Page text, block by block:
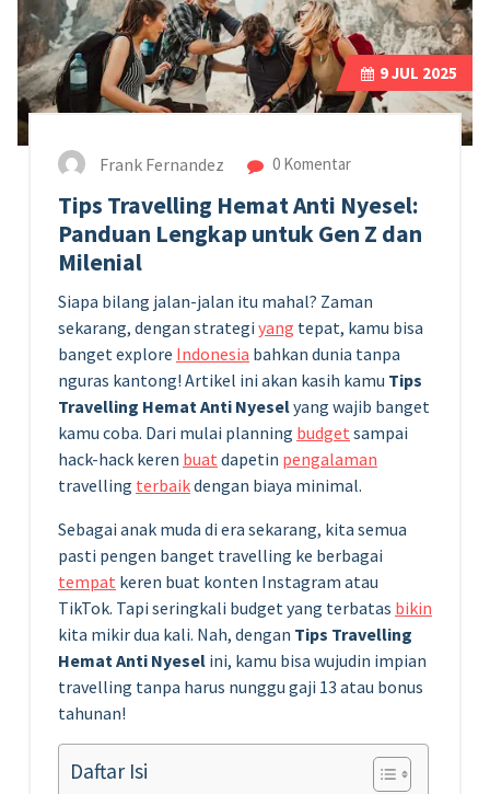
9JUL 2025
Frank Fernandez 0 Komentar
Tips Travelling Hemat Anti Nyesel:
Panduan Lengkap untuk Gen Z dan
Milenial
Siapa bilang jalan-jalan itu mahal? Zaman
sekarang, dengan strategi yang tepat, kamu bisa
banget explore Indonesia bahkan dunia tanpa
nguras kantong! Artikel ini akan kasih kamu Tips
Travelling Hemat Anti Nyeselyang wajib banget
kamu coba. Dari mulai planning budget sampai
hack-hack keren buat dapetin pengalaman
travelling terbaikdengan biaya minimal.
Sebagai anak muda di era sekarang, kita semua
pasti pengen banget travelling ke berbagai
tempat keren buat konten Instagram atau
TikTok. Tapi seringkali budget yang terbatas bikin
kita mikir dua kali. Nah, dengan Tips Travelling
Hemat Anti Nyesel ini, kamu bisa wujudin impian
travelling tanpa harus nunggu gaji 13 atau bonus
tahunan!
Daftar Isi